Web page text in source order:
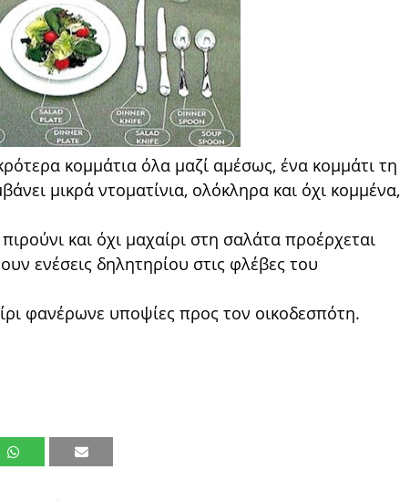
κομμάτια όλα μαζί αμέσως, ένα κομμάτι τη
μικρά ντοματίνια, ολόκληρα και όχι κομμένα,
και όχι μαχαίρι στη σαλάτα προέρχεται
ενέσεις δηλητηρίου στις φλέβες του
φανέρωνε υποψίες προς τον οικοδεσπότη.